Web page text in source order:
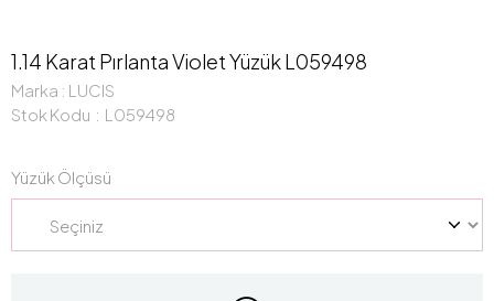
1.14 Karat Pırlanta Violet Yüzük L059498
Marka : LUCIS
Stok Kodu
L059498
Yüzük Ölçüsü